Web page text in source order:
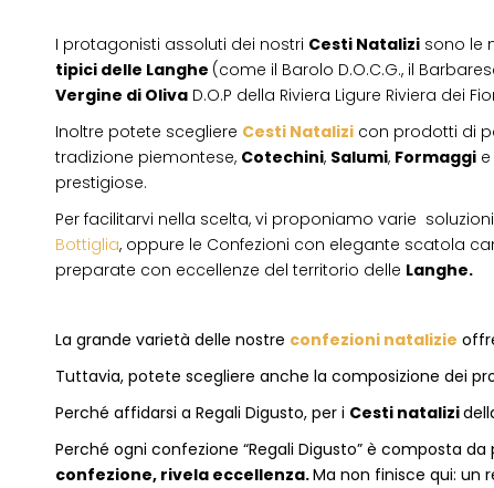
I protagonisti assoluti dei nostri Cesti Natalizi sono le
tipici delle Langhe (come il Barolo D.O.C.G., il
Vergine di Oliva D.O.P della Riviera Ligure Riviera dei
Inoltre potete scegliere Cesti Natalizi con prodotti di
tradizione piemontese, Cotechini, Salumi, Formaggi e
prestigiose.
Per facilitarvi nella scelta, vi proponiamo varie
Bottiglia, oppure le Confezioni con elegante scatola
preparate con eccellenze del territorio delle Langhe.
La grande varietà delle nostre confezioni natalizie
Tuttavia, potete scegliere anche la composizione dei
Perché affidarsi a Regali Digusto, per i Cesti natalizi
Perché ogni confezione “Regali Digusto” è composta
confezione, rivela eccellenza.Ma non finisce qui: un